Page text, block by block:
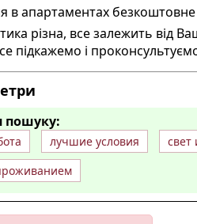
апартаментах безкоштовне
різна, все залежить від
підкажемо і
пошуку:
лучшие условия свет